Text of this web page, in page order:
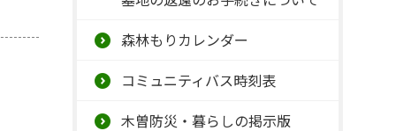
森林もりカレンダー
コミュニティバス時刻表
木曽防災・暮らしの掲示版